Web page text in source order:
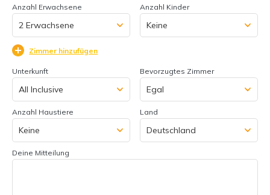
Anzahl Erwachsene Anzahl Kinder
Zimmer hinzufügen
Unterkunft Bevorzugtes Zimmer
Anzahl Haustiere Land
Deine Mitteilung